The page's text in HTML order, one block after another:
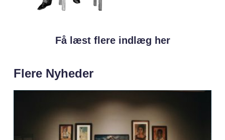
Få læst flere indlæg her
Flere Nyheder